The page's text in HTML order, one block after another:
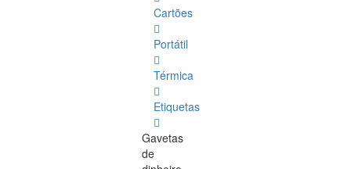
Cartões
Portátil
Térmica
Etiquetas
Gavetas
de